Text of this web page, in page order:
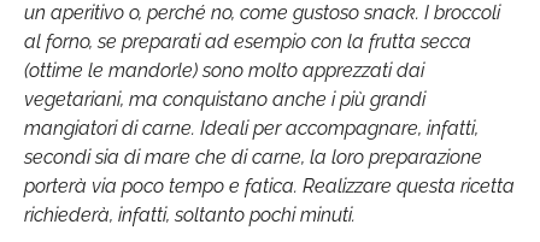
un aperitivo o, perché no, come gustoso snack. I broccoli
al forno, se preparati ad esempio con la frutta secca
(ottime le mandorle) sono molto apprezzati dai
vegetariani, ma conquistano anche i più grandi
mangiatori di carne. Ideali per accompagnare, infatti,
secondi sia di mare che di carne, la loro preparazione
porterà via poco tempo e fatica. Realizzare questa ricetta
richiederà, infatti, soltanto pochi minuti.